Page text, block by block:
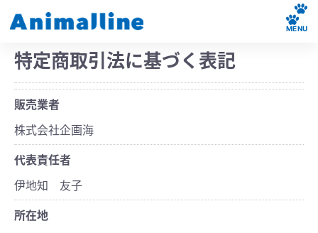
MENU
特定商取引法に基づく表記
販売業者
株式会社企画海
代表責任者
伊地知 友子
所在地